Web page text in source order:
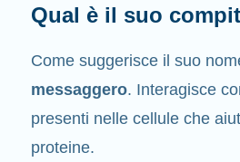
Qual è il suo
Come suggerisce il suo
messaggero. Interagisce
presenti nelle cellule che
proteine.